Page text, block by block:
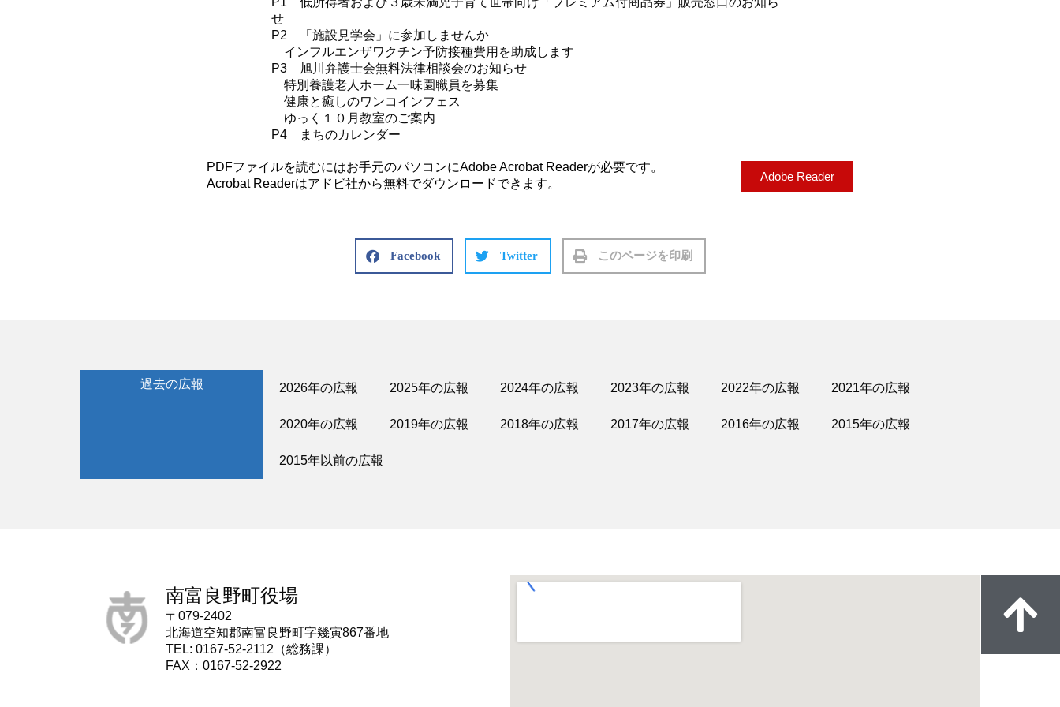
せ
P2 「施設見学会」に参加しませんか
インフルエンザワクチン予防接種費用を助成します
P3 旭川弁護士会無料法律相談会のお知らせ
特別養護老人ホーム一味園職員を募集
健康と癒しのワンコインフェス
ゆっく１０月教室のご案内
P4 まちのカレンダー
PDFファイルを読むにはお手元のパソコンにAdobe Acrobat Readerが必要です。
Acrobat Readerはアドビ社から無料でダウンロードできます。
Adobe Reader
Facebook Twitter このページを印刷
過去の広報 2026年の広報 2025年の広報 2024年の広報 2023年の広報 2022年の広報 2021年の広報
2020年の広報 2019年の広報 2018年の広報 2017年の広報 2016年の広報 2015年の広報
2015年以前の広報
南富良野町役場
〒079-2402
北海道空知郡南富良野町字幾寅867番地
TEL: 0167-52-2112（総務課）
FAX：0167-52-2922